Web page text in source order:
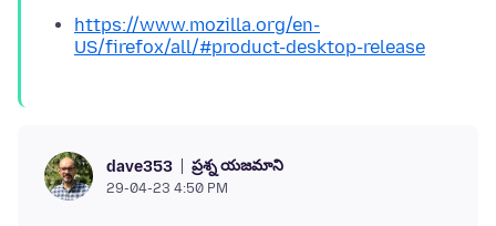
https://www.mozilla.org/en-
US/firefox/all/#product-desktop-release
dave353 ప్రశ్న యజమాని
29-04-23 4:50 PM